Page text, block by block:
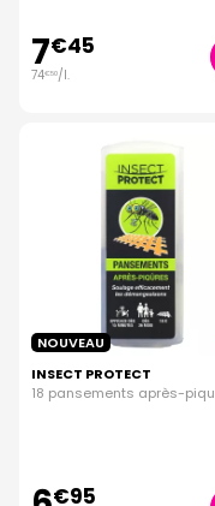
7€45
74€50/l.
NOUVEAU
INSECT PROTECT
18 pansements après-
€95